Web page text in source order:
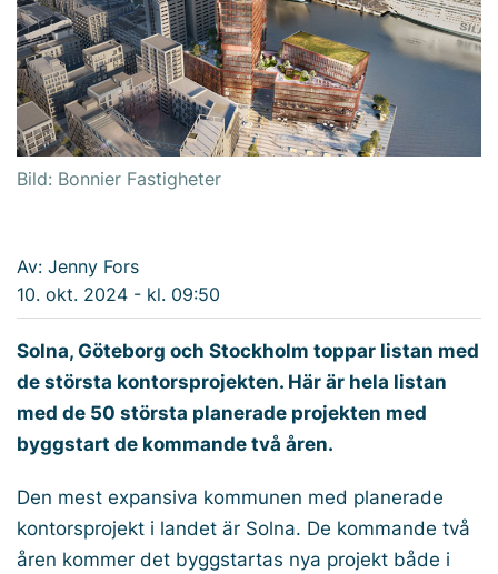
Bild: Bonnier Fastigheter
Av: Jenny Fors
10. okt. 2024 - kl. 09:50
Solna, Göteborg och Stockholm toppar listan med
de största kontorsprojekten. Här är hela listan
med de 50 största planerade projekten med
byggstart de kommande två åren.
Den mest expansiva kommunen med planerade
kontorsprojekt i landet är Solna. De kommande två
åren kommer det byggstartas nya projekt både i